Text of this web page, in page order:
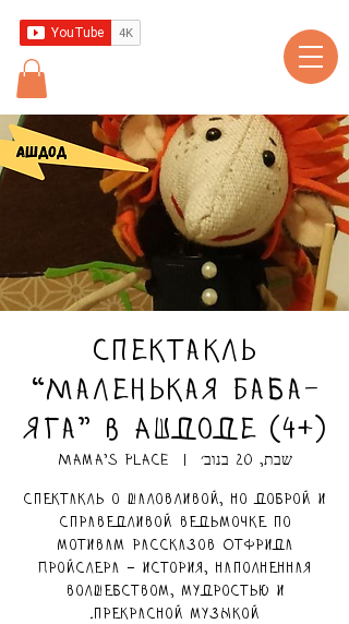
Спектакль
“Маленькая Баба-
Яга” в Ашдоде (4+)
שבת, 20 בנוב׳ Mama's place
Спектакль о шаловливой, но доброй и
справедливой ведьмочке по
мотивам рассказов Отфрида
Пройслера – история, наполненная
волшебством, мудростью и
прекрасной музыкой.